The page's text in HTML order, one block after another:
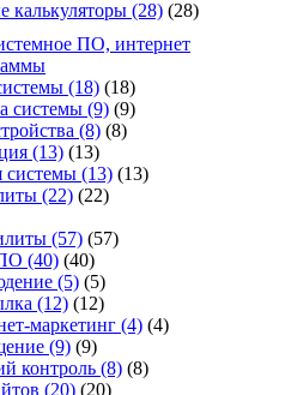
калькуляторы (28) (28)
ПО, интернет
(18) (18)
системы (9) (9)
(8) (8)
(13) (13)
системы (13) (13)
(22) (22)
(57) (57)
(40) (40)
(5) (5)
(12) (12)
маркетинг (4) (4)
(9) (9)
контроль (8) (8)
(20) (20)